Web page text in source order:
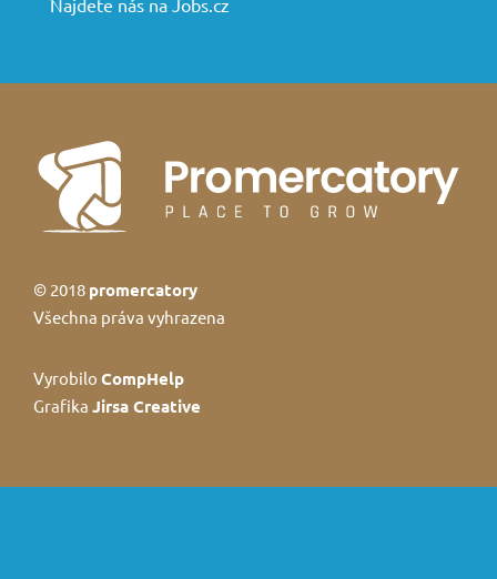
Najdete nás na Jobs.cz
© 2018 promercatory
Všechna práva vyhrazena
Vyrobilo CompHelp
Grafika Jirsa Creative